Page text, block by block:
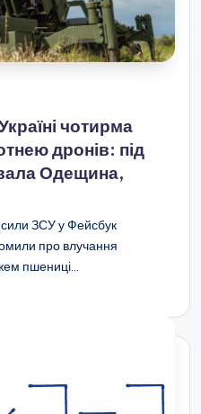
чотирма
дронів: під
Одещина,
сили ЗСУ у Фейсбук
про влучання
пшениці…